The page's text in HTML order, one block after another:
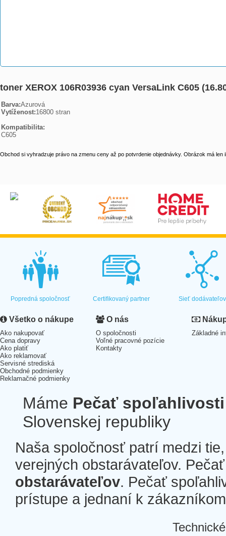
toner XEROX 106R03936 cyan VersaLink C605
Barva:
Vytíženost:16800 stran
Kompatibilita:
C605
Obchod si vyhradzuje právo na zmenu ceny až po potvrdenie objednávky. Obrázok má len
Popredná spoločnosť Certifikovaný partner Sieť dodávateľov
Všetko o nákupe
Ako nakupovať
Cena dopravy
Ako platiť
Ako reklamovať
Servisné strediská
Obchodné podmienky
Reklamačné podmienky
O nás
O spoločnosti
Voľné pracovné pozície
Kontakty
Základné
Máme Pečať spoľahlivosti
Slovenskej republiky
Naša spoločnosť patrí medzi
verejných obstarávateľov.
obstarávateľov. Pečať
prístupe a jednaní k